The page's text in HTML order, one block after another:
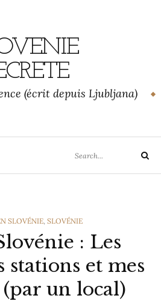
(écrit depuis Ljubljana)
for:
Search
SLOVÉNIE, SLOVÉNIE
: Les
stations et mes
(par un local)